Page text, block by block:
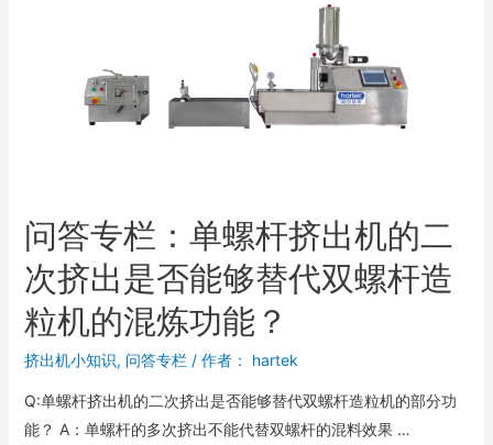
问答专栏：单螺杆挤出机的二
次挤出是否能够替代双螺杆造
粒机的混炼功能？
挤出机小知识, 问答专栏/ 作者： hartek
Q:单螺杆挤出机的二次挤出是否能够替代双螺杆造粒机的部分功
能？ A：单螺杆的多次挤出不能代替双螺杆的混料效果 …